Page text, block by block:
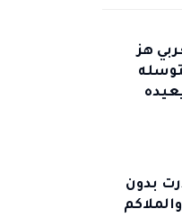
هز
بدون